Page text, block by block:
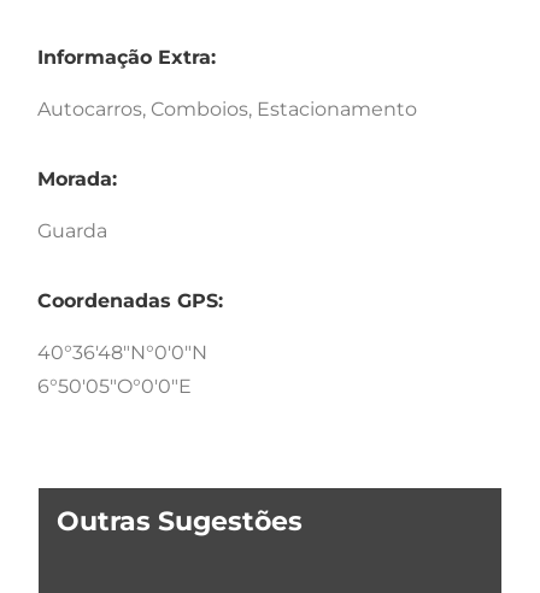
Informação Extra:
Autocarros, Comboios, Estacionamento
Morada:
Guarda
Coordenadas GPS:
40°36'48"N°0'0"N
6°50'05"O°0'0"E
Outras Sugestões